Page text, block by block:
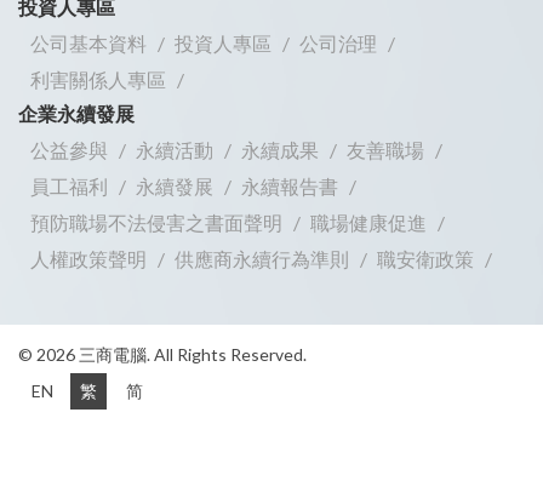
投資人專區
公司基本資料
投資人專區
公司治理
利害關係人專區
企業永續發展
公益參與
永續活動 永續成果
友善職場
員工福利
永續發展
永續報告書
預防職場不法侵害之書面聲明
職場健康促進
人權政策聲明
供應商永續行為準則 職安衛政策
© 2026 三商電腦. All Rights Reserved.
EN
繁 简